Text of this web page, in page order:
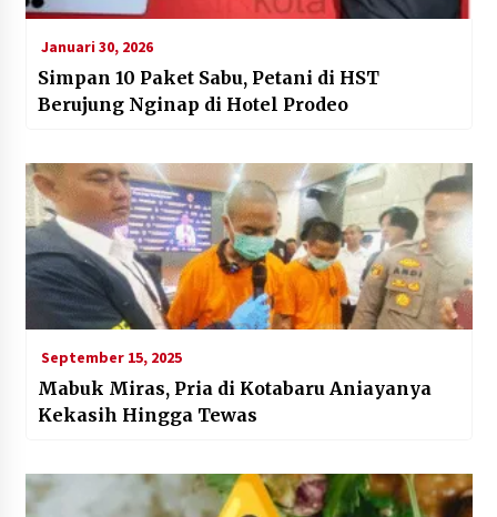
Januari 30, 2026
Simpan 10 Paket Sabu, Petani di HST
Berujung Nginap di Hotel Prodeo
September 15, 2025
Mabuk Miras, Pria di Kotabaru Aniayanya
Kekasih Hingga Tewas